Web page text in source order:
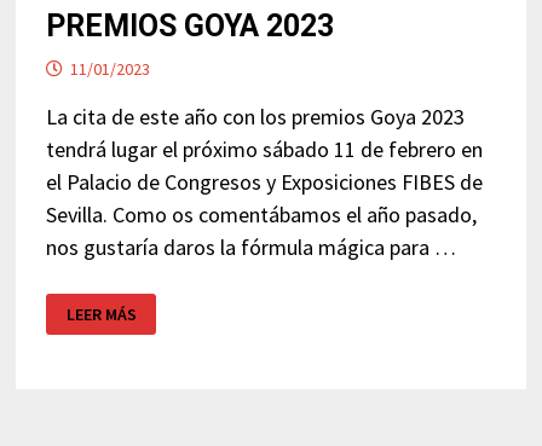
PREMIOS GOYA 2023
11/01/2023
La cita de este año con los premios Goya 2023
tendrá lugar el próximo sábado 11 de febrero en
el Palacio de Congresos y Exposiciones FIBES de
Sevilla. Como os comentábamos el año pasado,
nos gustaría daros la fórmula mágica para …
PREMIOS
GOYA
2023
LEER MÁS